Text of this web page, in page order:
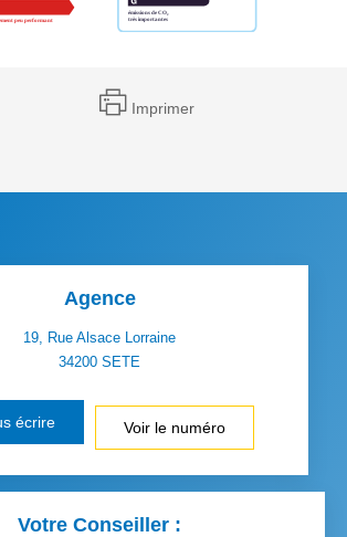
Imprimer
Agence
19, Rue Alsace Lorraine
34200 SETE
écrire Voir le numéro
Votre Conseiller :